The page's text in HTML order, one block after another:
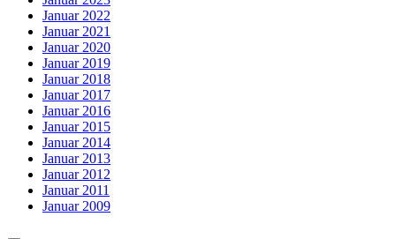
Januar 2022
Januar 2021
Januar 2020
Januar 2019
Januar 2018
Januar 2017
Januar 2016
Januar 2015
Januar 2014
Januar 2013
Januar 2012
Januar 2011
Januar 2009